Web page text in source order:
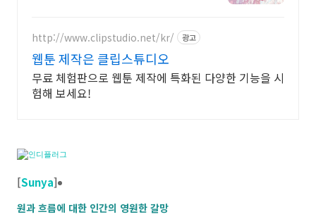
http://www.clipstudio.net/kr/ 광고
웹툰 제작은 클립스튜디오
무료 체험판으로 웹툰 제작에 특화된 다양한 기능을 시
험해 보세요!
[Sunya]
원과 흐름에 대한 인간의 영원한 갈망